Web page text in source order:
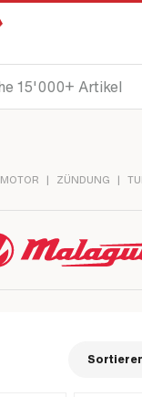
MOTOR | ZÜNDUNG |